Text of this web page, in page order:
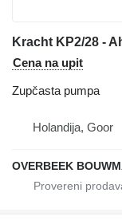
Cena na upit
Zupčasta pumpa
Holandija, Goor
OVERBEEK